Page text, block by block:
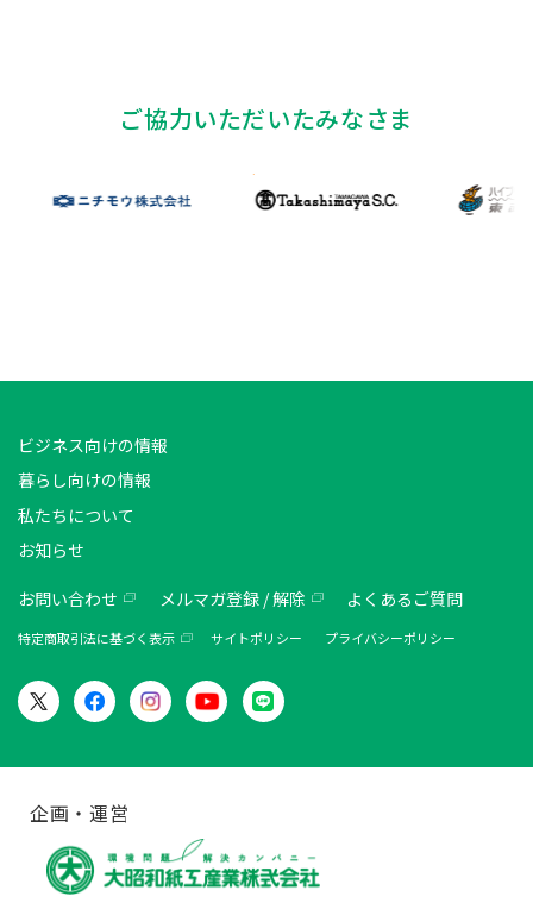
ご協力いただいたみなさま
ビジネス向けの情報
暮らし向けの情報
私たちについて
お知らせ
お問い合わせ メルマガ登録 / 解除 よくあるご質問
特定商取引法に基づく表示 サイトポリシー プライバシーポリシー
企画・運営